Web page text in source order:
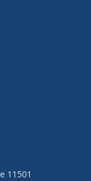
11501